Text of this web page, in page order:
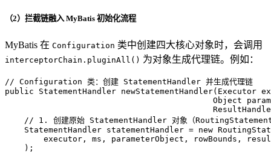
（2）拦截链融入 MyBatis 初始化流程
MyBatis 在 Configuration 类中创建四大核心对象时，会调用
interceptorChain.pluginAll() 为对象生成代理链。例如：
// Configuration 类：创建 StatementHandler 并生成代理链
public StatementHandler newStatementHandler(Executor
Object
// 1. 创建原始 StatementHandler 对象（
StatementHandler statementHandler = new
executor, ms, parameterObject, rowBounds,
    );